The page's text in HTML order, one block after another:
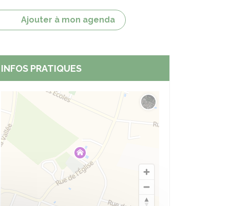
Ajouter à mon agenda
INFOS PRATIQUES
Changer le fond de carte